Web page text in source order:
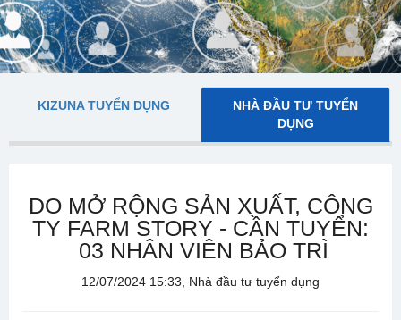
KIZUNA TUYỂN DỤNG
NHÀ ĐẦU TƯ TUYỂN
DỤNG
DO MỞ RỘNG SẢN XUẤT, CÔNG
TY FARM STORY - CẦN TUYỂN:
03 NHÂN VIÊN BẢO TRÌ
12/07/2024 15:33, Nhà đầu tư tuyển dụng